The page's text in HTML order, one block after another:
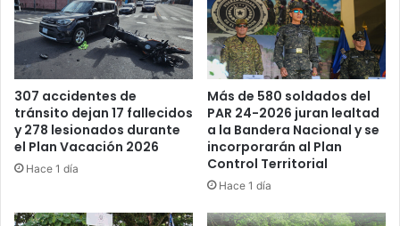
307 accidentes de
tránsito dejan 17 fallecidos
y 278 lesionados durante
el Plan Vacación 2026
Hace 1 día
Más de 580 soldados del
PAR 24-2026 juran lealtad
a la Bandera Nacional y se
incorporarán al Plan
Control Territorial
Hace 1 día